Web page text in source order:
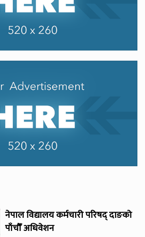
नेपाल विद्यालय कर्मचारी परिषद् दाङको
पाँचौँ अधिवेशन